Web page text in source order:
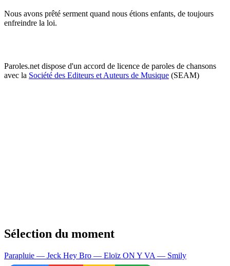
Nous avons prêté serment quand nous étions enfants, de toujours
enfreindre la loi.
Paroles.net dispose d'un accord de licence de paroles de chansons
avec la Société des Editeurs et Auteurs de Musique (SEAM)
Sélection du moment
Parapluie — Jeck Hey Bro — Eloïz ON Y VA — Smily